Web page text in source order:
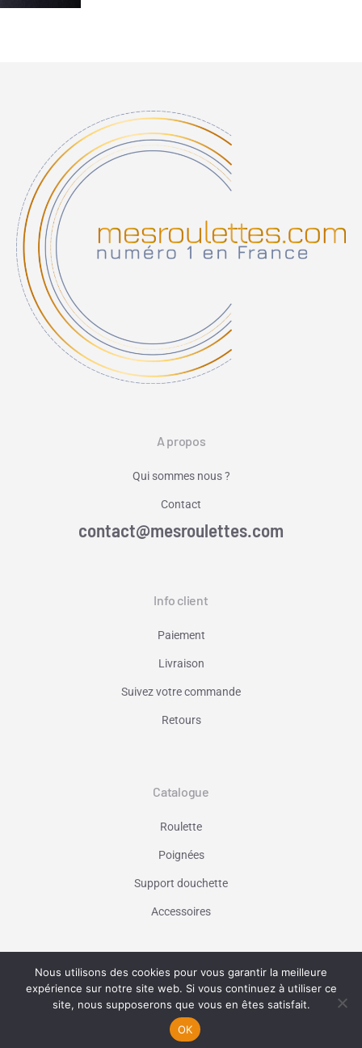
A propos
Qui sommes nous ?
Contact
contact@mesroulettes.com
Info client
Paiement
Livraison
Suivez votre commande
Retours
Catalogue
Roulette
Poignées
Support douchette
Accessoires
Vaniseo - votre agence web à Marseille -
En savoir plus
Nous utilisons des cookies pour vous garantir la meilleure
expérience sur notre site web. Si vous continuez à utiliser ce
site, nous supposerons que vous en êtes satisfait.
OK